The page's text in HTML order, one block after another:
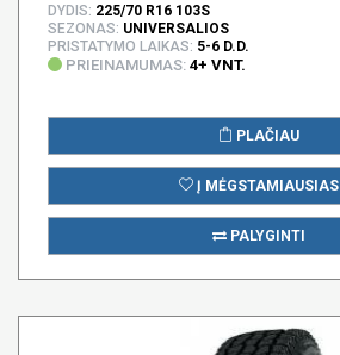
DYDIS: 225/70 R16 103S
SEZONAS: UNIVERSALIOS
PRISTATYMO LAIKAS: 5-6 D.D.
PRIEINAMUMAS: 4+ VNT.
PLAČIAU
Į MĖGSTAMIAUSIAS
PALYGINTI